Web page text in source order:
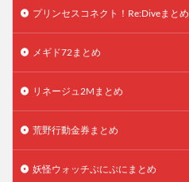
プリンセスコネクト！Re:Diveまとめ
メギド72まとめ
リネージュ2Mまとめ
荒野行動金券まとめ
妖怪ウォッチぷにぷにまとめ